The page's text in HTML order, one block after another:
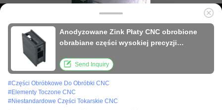
Anodyzowane Zink Płaty CNC obrobione
obrabiane części wysokiej precyzji
Send Inquiry
#Części Obróbkowe Do Obróbki CNC
#Elementy Toczone CNC
#Niestandardowe Części Tokarskie CNC